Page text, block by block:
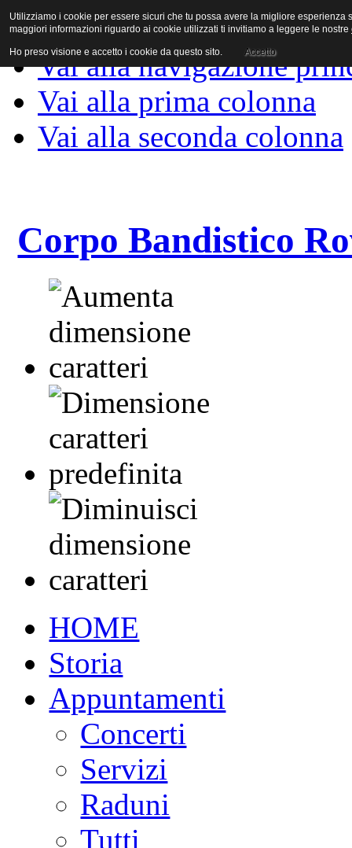
Vai al contenuto
Vai alla navigazione
Vai alla prima colonna
Vai alla seconda colonna
Corpo Bandistico
HOME
Storia
Appuntamenti
Concerti
Servizi
Raduni
Tutti
Utilizziamo i cookie per essere sicuri che tu possa avere la migliore
maggiori informazioni riguardo ai cookie utilizzati ti invitiamo a leggere le nostre
Ho preso visione e accetto i cookie da questo sito. Accetto